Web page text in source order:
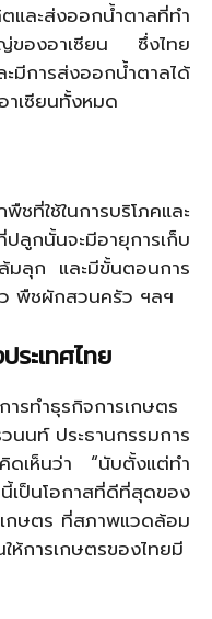
และส่งออกน้ำตาลที่ทำ
ของอาเซียน ซึ่งไทย
มีการส่งออกน้ำตาลได้
าเซียนทั้งหมด
ที่ใช้ในการบริโภคและ
ลูกนั้นจะมีอายุการเก็บ
ลุก และมีขั้นตอนการ
พืชผักสวนครัว ฯลฯ
ะเทศไทย
ารทำธุรกิจการเกษตร
นนท์ ประธานกรรมการ
ดเห็นว่า “นับตั้งแต่ทำ
โอกาสที่ดีที่สุดของ
เกษตร ที่สภาพแวดล้อม
ห้การเกษตรของไทยมี